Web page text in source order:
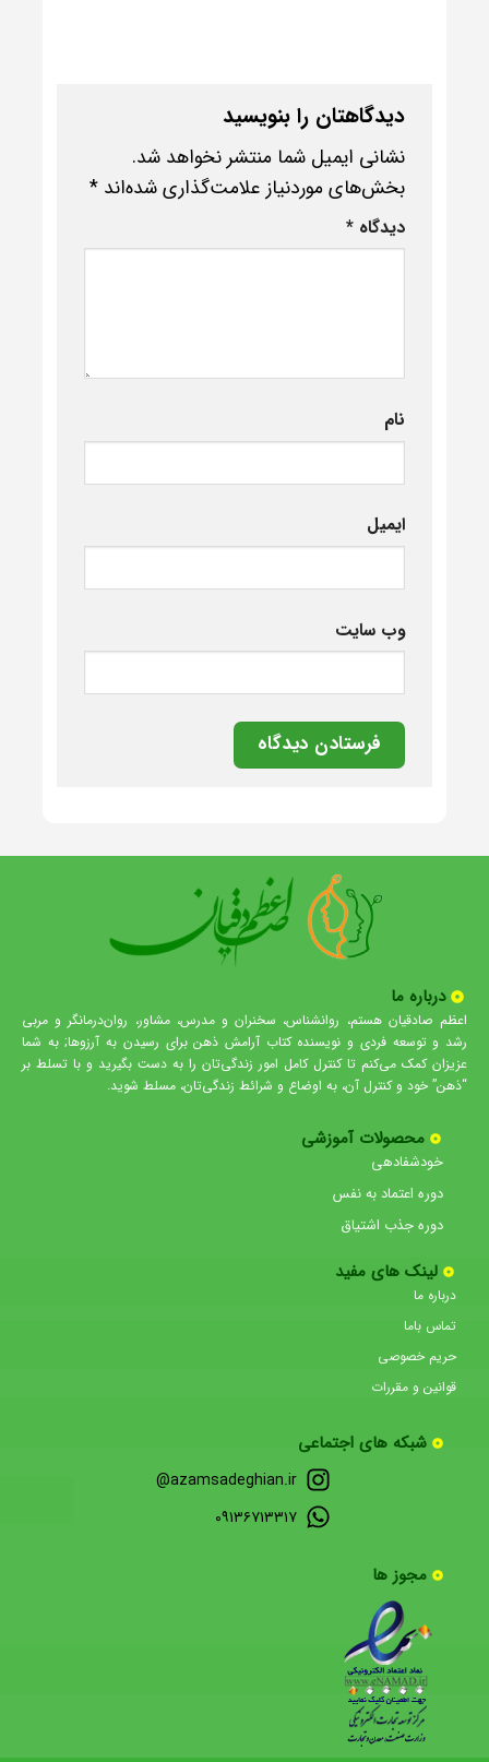
دیدگاهتان را بنویسید
نشانی ایمیل شما منتشر نخواهد شد.
بخش‌های موردنیاز علامت‌گذاری شده‌اند *
دیدگاه *
نام
ایمیل
وب‌ سایت
درباره ما
اعظم صادقیان هستم، روانشناس، سخنران و مدرس، مشاور، روان‌درمانگر و مربی
رشد و توسعه فردی و نویسنده کتاب آرامش ذهن برای رسیدن به آرزوها; به شما
عزیزان کمک می‌کنم تا کنترل کامل امور زندگی‌تان را به دست بگیرید و با تسلط بر
“ذهن” خود و کنترل آن، به اوضاع و شرائط زندگی‌تان، مسلط شوید.
محصولات آموزشی
خودشفادهی
دوره اعتماد به نفس
دوره جذب اشتیاق
لینک های مفید
درباره ما
تماس باما
حریم خصوصی
قوانین و مقررات
شبکه های اجتماعی
azamsadeghian.ir@
۰۹۱۳۶۷۱۳۳۱۷
مجوز ها